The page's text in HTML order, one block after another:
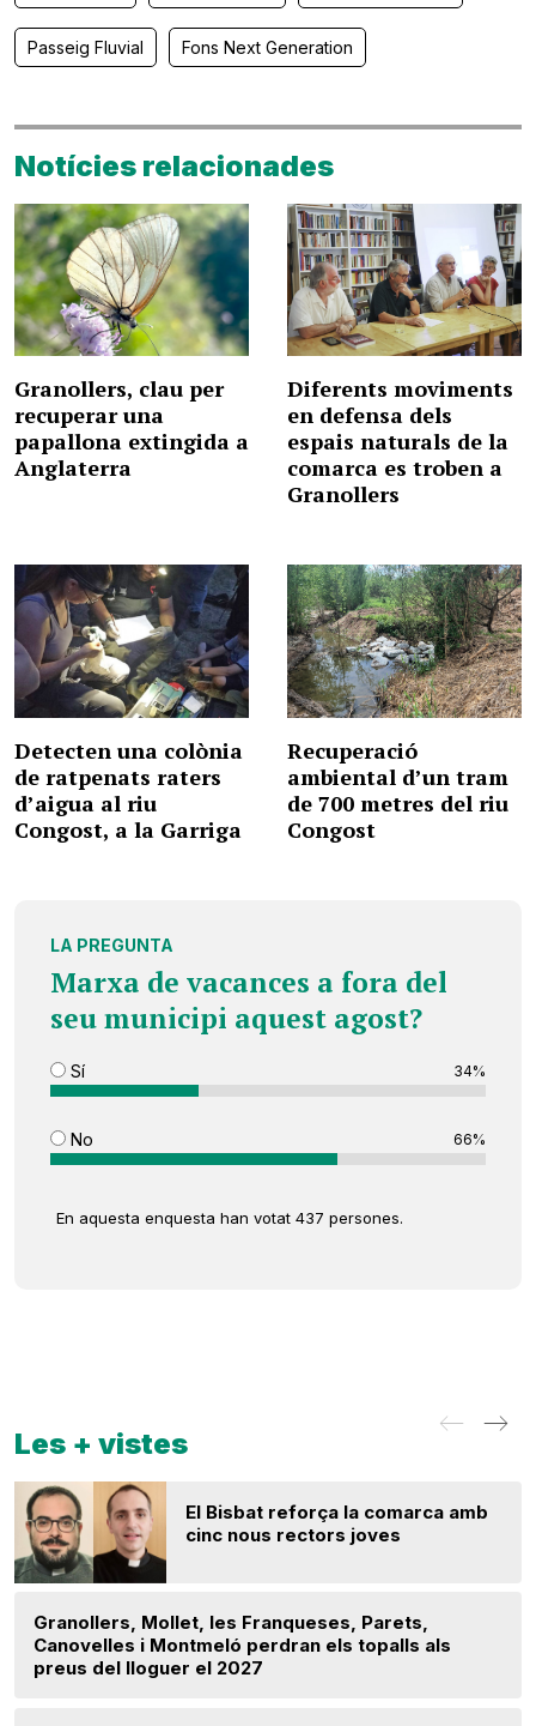
Passeig Fluvial Fons Next Generation
Notícies relacionades
Granollers, clau per
recuperar una
papallona extingida a
Anglaterra
Diferents moviments
en defensa dels
espais naturals de la
comarca es troben a
Granollers
Detecten una colònia
de ratpenats raters
d’aigua al riu
Congost, a la Garriga
Recuperació
ambiental d’un tram
de 700 metres del riu
Congost
LA PREGUNTA
Marxa de vacances a fora del
seu municipi aquest agost?
Sí 34%
No 66%
En aquesta enquesta han votat 437 persones.
Les + vistes
El Bisbat reforça la comarca amb
cinc nous rectors joves
Granollers, Mollet, les Franqueses, Parets,
Canovelles i Montmeló perdran els topalls als
preus del lloguer el 2027